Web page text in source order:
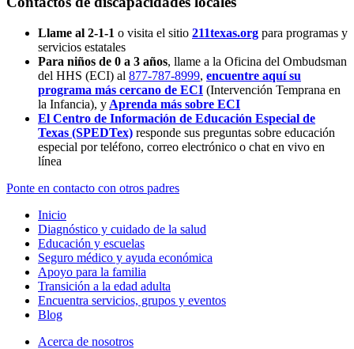
Llame al 2-1-1 o visita el sitio 211texas.org para programas y
servicios estatales
Para niños de 0 a 3 años, llame a la Oficina del Ombudsman
del HHS (ECI) al 877-787-8999, encuentre aquí su
programa más cercano de ECI (Intervención Temprana en
la Infancia), y Aprenda más sobre ECI
El Centro de Información de Educación Especial de
Texas (SPEDTex) responde sus preguntas sobre educación
especial por teléfono, correo electrónico o chat en vivo en
línea
Ponte en contacto con otros padres
Inicio
Diagnóstico y cuidado de la salud
Educación y escuelas
Seguro médico y ayuda económica
Apoyo para la familia
Transición a la edad adulta
Encuentra servicios, grupos y eventos
Blog
Acerca de nosotros